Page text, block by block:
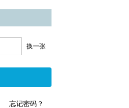
换一张
忘记密码？